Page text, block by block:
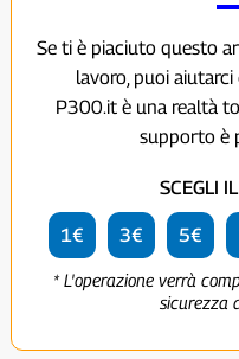
Se ti è piaciuto questo
lavoro, puoi
P300.it è una realtà
supporto è
SCEGLI
1€ 3€ 5€
* L'operazione verrà
sicurezza